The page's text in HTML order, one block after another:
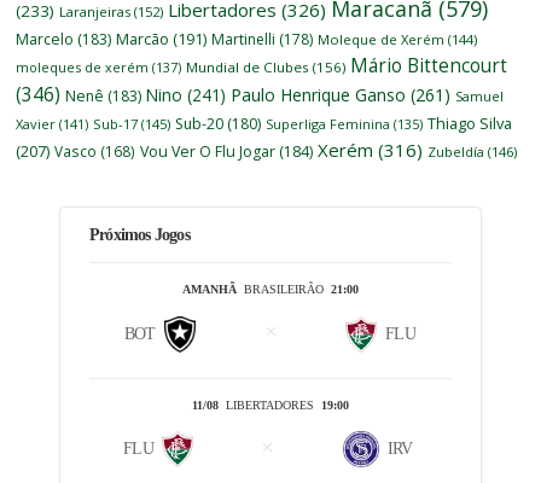
(233) Laranjeiras (152) Libertadores (326) Maracanã (579)
Marcelo (183) Marcão (191) Martinelli (178) Moleque de Xerém (144)
moleques de xerém (137) Mundial de Clubes (156) Mário Bittencourt
(346) Nenê (183) Nino (241) Paulo Henrique Ganso (261) Samuel
Xavier (141) Sub-17 (145) Sub-20 (180) Superliga Feminina (135) Thiago Silva
(207) Vasco (168) Vou Ver O Flu Jogar (184) Xerém (316) Zubeldía (146)
Próximos Jogos
AMANHÃBRASILEIRÃO 21:00
BOT FLU
11/08LIBERTADORES 19:00
FLU IRV